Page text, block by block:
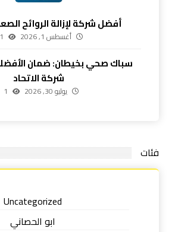
أفضل شركة لإزالة الروائح
أغسطس 1, 2026 1
سباك صحي بخيطان: ضمان
شركة الاتحاد
يوليو 30, 2026 1
فئات
Uncategorized
ابو الحصاني